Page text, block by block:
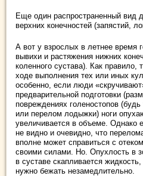
Еще один распространенный вид
верхних конечностей (запястий,
А вот у взрослых в летнее время
вывихи и растяжения нижних
коленного сустава). Как правило,
ходе выполнения тех или иных
особенно, если люди
предварительной подготовки
повреждениях голеностопов
или перелом лодыжки) ноги
увеличивается в объеме. Однако
не видно и очевидно, что
вполне может справиться с
своими силами. Но. Опухлость в
в суставе скапливается
нужно бежать незамедлительно.